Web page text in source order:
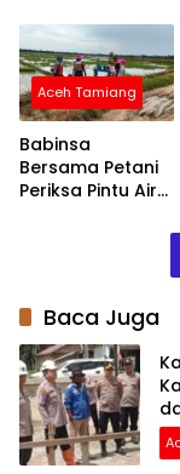
Tinjau Pospol
Babo dan Sumur
Bor Bhayangkari
Peduli
Aceh Tamiang
Babinsa
Bersama Petani
Periksa Pintu Air
Baca Juga